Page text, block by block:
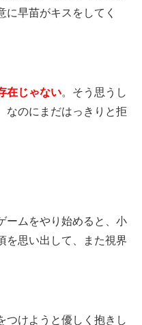
に早苗がキスをしてく
在じゃない 。そう思うし
なのにまだはっきりと拒
ームをやり始めると、小
を思い出して、また視界
けようと優しく抱きし